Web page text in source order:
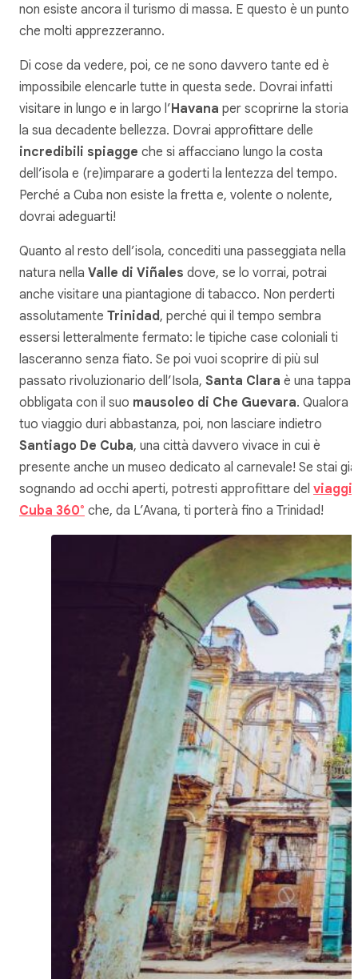
non esiste ancora il turismo di massa. E questo è un punto
che molti apprezzeranno.
Di cose da vedere, poi, ce ne sono davvero tante ed è
impossibile elencarle tutte in questa sede. Dovrai infatti
visitare in lungo e in largo l’Havana per scoprirne la storia e
la sua decadente bellezza. Dovrai approfittare delle
incredibili spiagge che si affacciano lungo la costa
dell’isola e (re)imparare a goderti la lentezza del tempo.
Perché a Cuba non esiste la fretta e, volente o nolente,
dovrai adeguarti!
Quanto al resto dell’isola, concediti una passeggiata nella
natura nella Valle di Viñales dove, se lo vorrai, potrai
anche visitare una piantagione di tabacco. Non perderti
assolutamente Trinidad , perché qui il tempo sembra
essersi letteralmente fermato: le tipiche case coloniali ti
lasceranno senza fiato. Se poi vuoi scoprire di più sul
passato rivoluzionario dell’Isola, Santa Clara è una tappa
obbligata con il suo mausoleo di Che Guevara. Qualora il
tuo viaggio duri abbastanza, poi, non lasciare indietro
Santiago De Cuba, una città davvero vivace in cui è
presente anche un museo dedicato al carnevale! Se stai già
sognando ad occhi aperti, potresti approfittare del
Cuba 360° che, da L’Avana, ti porterà fino a Trinidad!